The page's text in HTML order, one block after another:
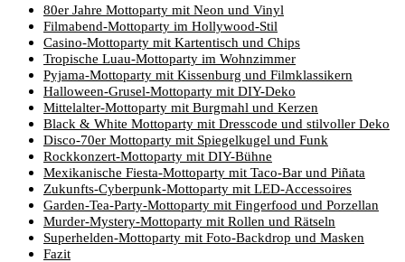
80er Jahre Mottoparty mit Neon und Vinyl
Filmabend-Mottoparty im Hollywood-Stil
Casino-Mottoparty mit Kartentisch und Chips
Tropische Luau-Mottoparty im Wohnzimmer
Pyjama-Mottoparty mit Kissenburg und Filmklassikern
Halloween-Grusel-Mottoparty mit DIY-Deko
Mittelalter-Mottoparty mit Burgmahl und Kerzen
Black & White Mottoparty mit Dresscode und stilvoller Deko
Disco-70er Mottoparty mit Spiegelkugel und Funk
Rockkonzert-Mottoparty mit DIY-Bühne
Mexikanische Fiesta-Mottoparty mit Taco-Bar und Piñata
Zukunfts-Cyberpunk-Mottoparty mit LED-Accessoires
Garden-Tea-Party-Mottoparty mit Fingerfood und Porzellan
Murder-Mystery-Mottoparty mit Rollen und Rätseln
Superhelden-Mottoparty mit Foto-Backdrop und Masken
Fazit